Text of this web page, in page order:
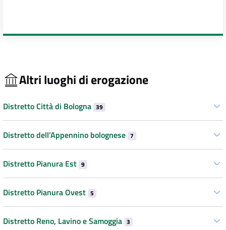
Altri luoghi di erogazione
Distretto Città di Bologna 39
Distretto dell’Appennino bolognese 7
Distretto Pianura Est 9
Distretto Pianura Ovest 5
Distretto Reno, Lavino e Samoggia 3